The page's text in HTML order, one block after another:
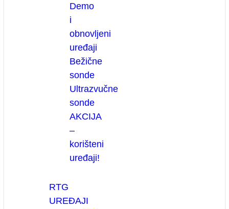
Demo
i
obnovljeni
uređaji
Bežične
sonde
Ultrazvučne
sonde
AKCIJA
–
korišteni
uređaji!
RTG
UREĐAJI